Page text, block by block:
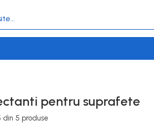
pentru suprafete
din 5 produse